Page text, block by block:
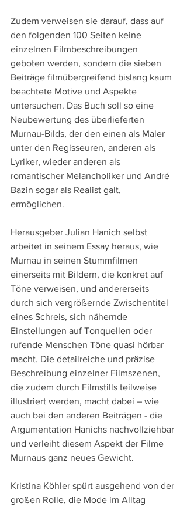
Zudem verweisen sie darauf, dass auf
den folgenden 100 Seiten keine
einzelnen Filmbeschreibungen
geboten werden, sondern die sieben
Beiträge filmübergreifend bislang kaum
beachtete Motive und Aspekte
untersuchen. Das Buch soll so eine
Neubewertung des überlieferten
Murnau-Bilds, der den einen als Maler
unter den Regisseuren, anderen als
Lyriker, wieder anderen als
romantischer Melancholiker und André
Bazin sogar als Realist galt,
ermöglichen.
Herausgeber Julian Hanich selbst
arbeitet in seinem Essay heraus, wie
Murnau in seinen Stummfilmen
einerseits mit Bildern, die konkret auf
Töne verweisen, und andererseits
durch sich vergrößernde Zwischentitel
eines Schreis, sich nähernde
Einstellungen auf Tonquellen oder
rufende Menschen Töne quasi hörbar
macht. Die detailreiche und präzise
Beschreibung einzelner Filmszenen,
die zudem durch Filmstills teilweise
illustriert werden, macht dabei – wie
auch bei den anderen Beiträgen - die
Argumentation Hanichs nachvollziehbar
und verleiht diesem Aspekt der Filme
Murnaus ganz neues Gewicht.
Kristina Köhler spürt ausgehend von der
großen Rolle, die Mode im Alltag